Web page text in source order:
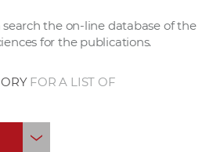
r
the on-line database of the
for the publications.
FOR A LIST OF